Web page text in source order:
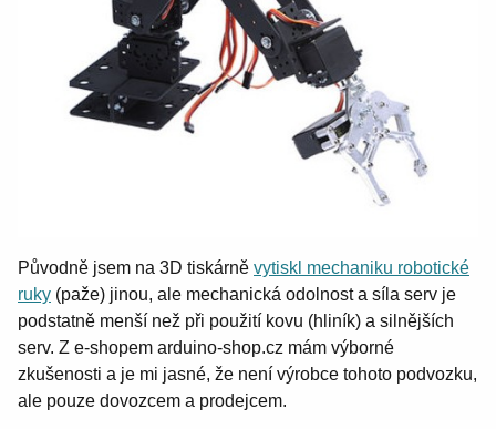
Původně jsem na 3D tiskárně vytiskl mechaniku robotické
ruky (paže) jinou, ale mechanická odolnost a síla serv je
podstatně menší než při použití kovu (hliník) a silnějších
serv. Z e-shopem arduino-shop.cz mám výborné
zkušenosti a je mi jasné, že není výrobce tohoto podvozku,
ale pouze dovozcem a prodejcem.